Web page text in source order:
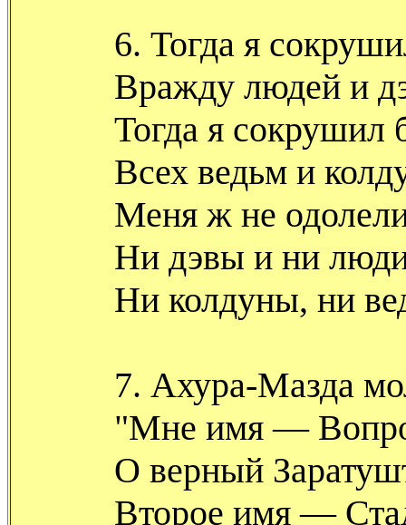
6. Тогда я
Вражду людей и
Тогда я сокрушил
Всех ведьм и
Меня ж не
Ни дэвы и ни
Ни колдуны, ни
7. Ахура-Мазда
"Мне имя —
О верный
Второе имя —